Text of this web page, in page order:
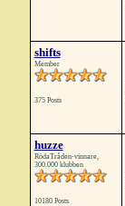
shifts
Member
375 Posts
huzze
RödaTråden-vinnare,
300.000 klubben
10180 Posts